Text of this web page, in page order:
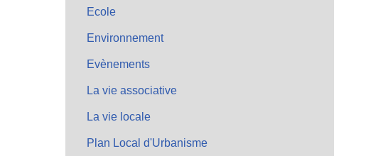
Ecole
Environnement
Evènements
La vie associative
La vie locale
Plan Local d'Urbanisme